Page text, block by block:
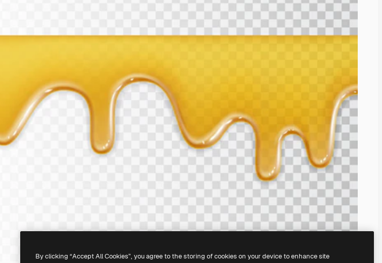
By clicking “Accept All Cookies”, you agree to the storing of cookies on your device to enhance site